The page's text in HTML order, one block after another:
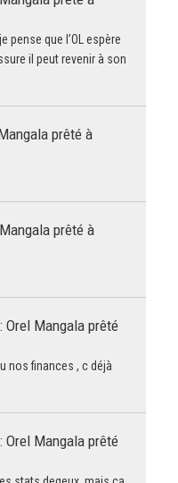
pense que l’OL espère
il peut revenir à son
prêté à
prêté à
Orel Mangala prêté
nos finances , c déjà
Orel Mangala prêté